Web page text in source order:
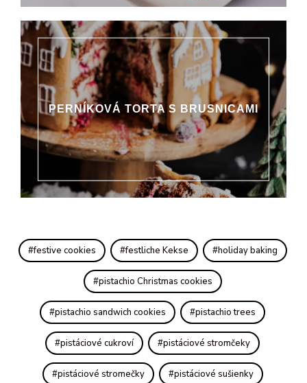
PERNÍKOVÁ TORTA S BRUSNICAMI
festive cookies festliche Kekse holiday baking
pistachio Christmas cookies
pistachio sandwich cookies pistachio trees
pistáciové cukroví pistáciové stromčeky
pistáciové stromečky pistáciové sušienky